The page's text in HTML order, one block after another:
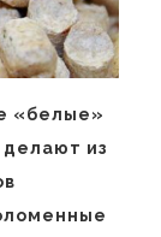
«белые»
из